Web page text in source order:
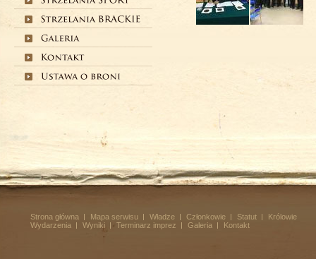
Strona główna Mapa serwisu Władze Członkowie Statut
Królowie
Wydarzenia
Wyniki Terminarz imprez Galeria Kontakt